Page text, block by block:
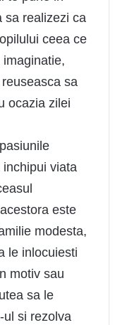
sa realizezi ca
ceea ce
sa
ocazia zilei
viata
este
modesta,
le inlocuiesti
motiv sau
sa le
si rezolva